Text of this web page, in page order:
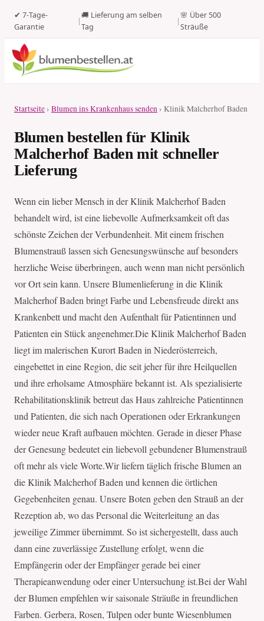
✔ 7-Tage-
Garantie
|
🚚 Lieferung am selben
Tag
|
🌸 Über 500
Sträuße
Startseite› Blumen ins Krankenhaus senden› Klinik Malcherhof Baden
Blumen bestellen für Klinik
Malcherhof Baden mit schneller
Lieferung
Wenn ein lieber Mensch in der Klinik Malcherhof Baden
behandelt wird, ist eine liebevolle Aufmerksamkeit oft das
schönste Zeichen der Verbundenheit. Mit einem frischen
Blumenstrauß lassen sich Genesungswünsche auf besonders
herzliche Weise überbringen, auch wenn man nicht persönlich
vor Ort sein kann. Unsere Blumenlieferung in die Klinik
Malcherhof Baden bringt Farbe und Lebensfreude direkt ans
Krankenbett und macht den Aufenthalt für Patientinnen und
Patienten ein Stück angenehmer.Die Klinik Malcherhof Baden
liegt im malerischen Kurort Baden in Niederösterreich,
eingebettet in eine Region, die seit jeher für ihre Heilquellen
und ihre erholsame Atmosphäre bekannt ist. Als spezialisierte
Rehabilitationsklinik betreut das Haus zahlreiche Patientinnen
und Patienten, die sich nach Operationen oder Erkrankungen
wieder neue Kraft aufbauen möchten. Gerade in dieser Phase
der Genesung bedeutet ein liebevoll gebundener Blumenstrauß
oft mehr als viele Worte.Wir liefern täglich frische Blumen an
die Klinik Malcherhof Baden und kennen die örtlichen
Gegebenheiten genau. Unsere Boten geben den Strauß an der
Rezeption ab, wo das Personal die Weiterleitung an das
jeweilige Zimmer übernimmt. So ist sichergestellt, dass auch
dann eine zuverlässige Zustellung erfolgt, wenn die
Empfängerin oder der Empfänger gerade bei einer
Therapieanwendung oder einer Untersuchung ist.Bei der Wahl
der Blumen empfehlen wir saisonale Sträuße in freundlichen
Farben. Gerbera, Rosen, Tulpen oder bunte Wiesenblumen